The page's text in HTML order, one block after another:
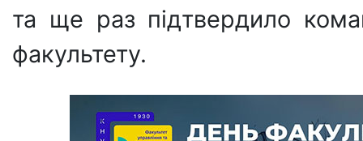
та ще раз підтвердило
факультету.